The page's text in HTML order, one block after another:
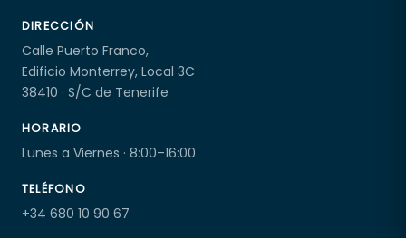
DIRECCIÓN
Calle Puerto Franco,
Edificio Monterrey, Local 3C
38410 · S/C de Tenerife
HORARIO
Lunes a Viernes · 8:00–16:00
TELÉFONO
+34 680 10 90 67